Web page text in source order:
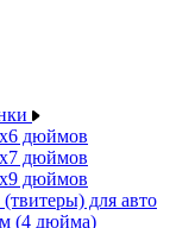
дюймов
дюймов
дюймов
для авто
(4 дюйма)